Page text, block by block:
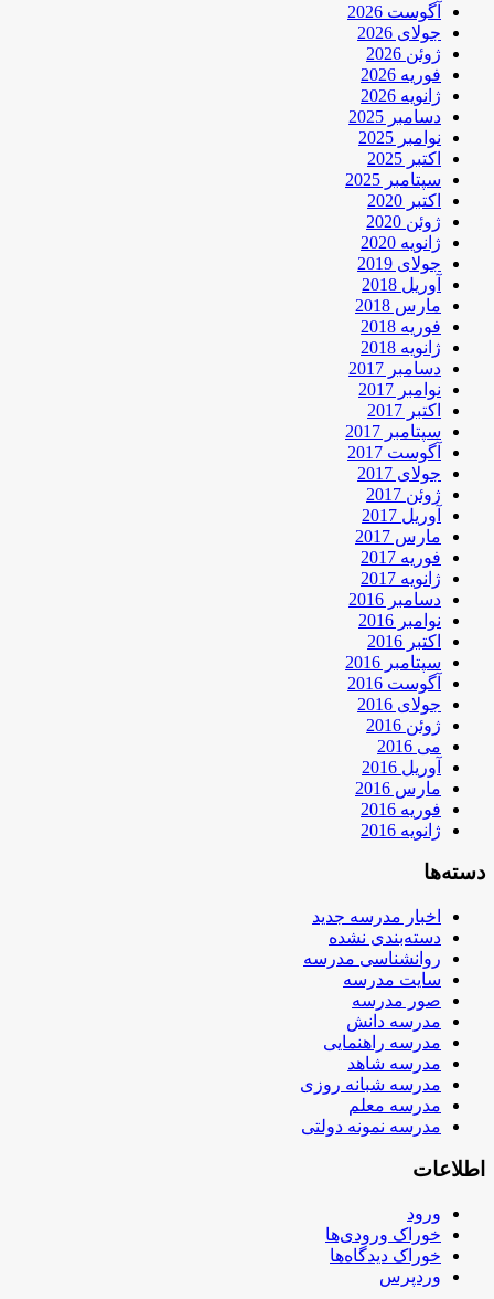
آگوست 2026
جولای 2026
ژوئن 2026
فوریه 2026
ژانویه 2026
دسامبر 2025
نوامبر 2025
اکتبر 2025
سپتامبر 2025
اکتبر 2020
ژوئن 2020
ژانویه 2020
جولای 2019
آوریل 2018
مارس 2018
فوریه 2018
ژانویه 2018
دسامبر 2017
نوامبر 2017
اکتبر 2017
سپتامبر 2017
آگوست 2017
جولای 2017
ژوئن 2017
آوریل 2017
مارس 2017
فوریه 2017
ژانویه 2017
دسامبر 2016
نوامبر 2016
اکتبر 2016
سپتامبر 2016
آگوست 2016
جولای 2016
ژوئن 2016
می 2016
آوریل 2016
مارس 2016
فوریه 2016
ژانویه 2016
دسته‌ها
اخبار مدرسه جدید
دسته‌بندی نشده
روانشناسی مدرسه
سایت مدرسه
صور مدرسه
مدرسه دانش
مدرسه راهنمایی
مدرسه شاهد
مدرسه شبانه روزی
مدرسه معلم
مدرسه نمونه دولتی
اطلاعات
ورود
خوراک ورودی‌ها
خوراک دیدگاه‌ها
وردپرس